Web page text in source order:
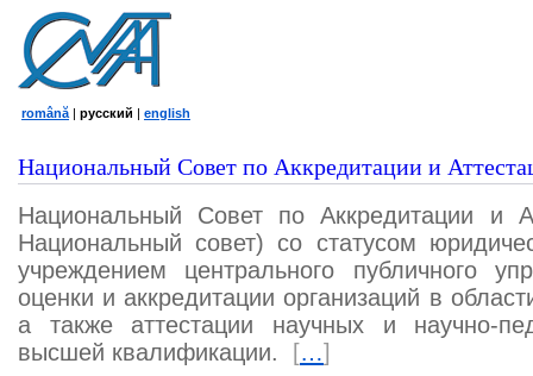
română | русский | english
Национальный Совет по Аккредитации и
Национальный Совет по Аккредитации и
Национальный совет) со статусом
учреждением центрального публичного
оценки и аккредитации организаций в
а также аттестации научных и научно-
высшей квалификации.
[…]